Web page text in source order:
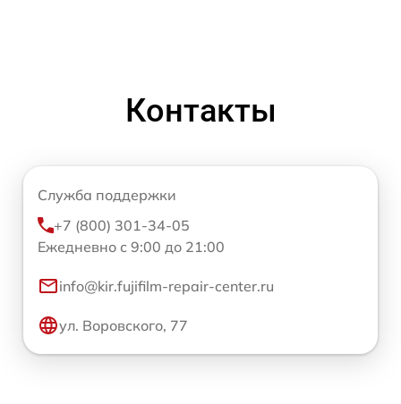
Контакты
Служба поддержки
+7 (800) 301-34-05
Ежедневно с 9:00 до 21:00
info@kir.fujifilm-repair-center.ru
ул. Воровского, 77